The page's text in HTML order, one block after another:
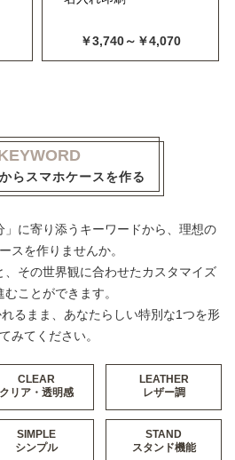
￥3,740～￥4,070
らスマホケースを作る
に寄り添うキーワードから、理想の
スを作りませんか。
その世界観に合わせたカスタマイズ
むことができます。
るまま、あなたらしい特別な1つを形
みてください。
CLEAR
クリア・透明感
LEATHER
レザー調
SIMPLE
シンプル
STAND
スタンド機能